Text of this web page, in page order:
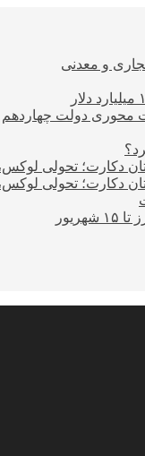
و معدنی
محوری دولت چهاردهم
دکارت؛ تحولی
دکارت؛ تحولی